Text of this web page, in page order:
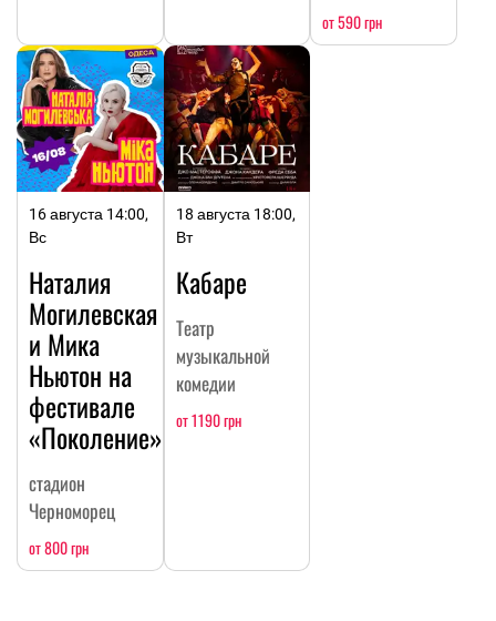
от 590 грн
16 августа 14:00,
Вс
Наталия
Могилевская
и Мика
Ньютон на
фестивале
«Поколение»
стадион
Черноморец
от 800 грн
18 августа 18:00,
Вт
Кабаре
Театр
музыкальной
комедии
от 1190 грн